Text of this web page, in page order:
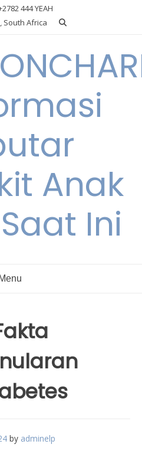
444 YEAH
South Africa
Anak
Ini
Menu
by adminelp